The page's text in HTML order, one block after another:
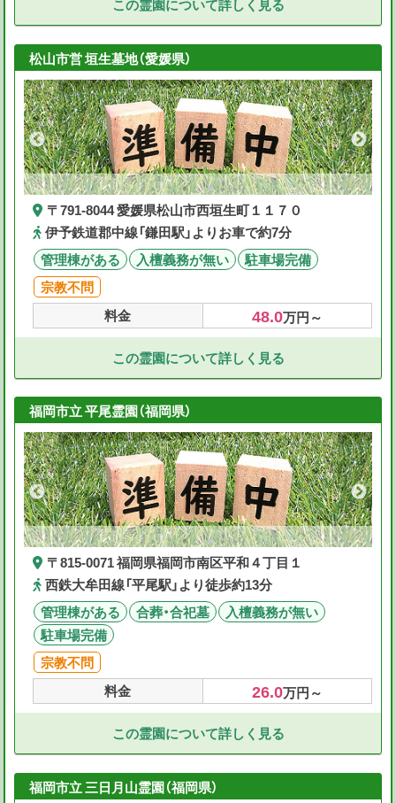
この霊園について詳しく見る
松山市営 垣生墓地（愛媛県）
〒791-8044 愛媛県松山市西垣生町１１７０
伊予鉄道郡中線「鎌田駅」よりお車で約7分
管理棟がある
入檀義務が無い
駐車場完備
宗教不問
料金
48.0万円～
この霊園について詳しく見る
福岡市立 平尾霊園（福岡県）
〒815-0071 福岡県福岡市南区平和４丁目１
西鉄大牟田線「平尾駅」より徒歩約13分
管理棟がある
合葬・合祀墓
入檀義務が無い
駐車場完備
宗教不問
料金
26.0万円～
この霊園について詳しく見る
福岡市立 三日月山霊園（福岡県）